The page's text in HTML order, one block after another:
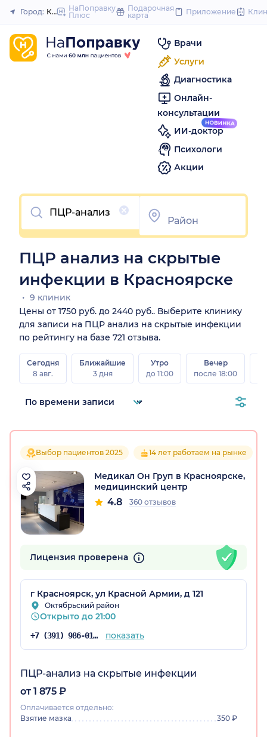
to
Закрыть
край)
Город: КрасноярскНаПоправку
Плюс
Подарочная
карта
Приложение
Врачи
Услуги
Диагностика
Онлайн-
консультации
ИИ-доктор
Психологи
Акции
Очистить
ПЦР анализ на скрытые
инфекции в Красноярске
9 клиник
Цены от 1750 руб. до 2440 руб.. Выберите клинику
для записи на ПЦР анализ на скрытые инфекции
по рейтингу на базе 721 отзыва.
Сегодня
8 авг.
Ближайшие
3 дня
Утро
до 11:00
Вечер
после 18:00
Выбор пациентов 2025 14 лет работаем на рынке
Медикал Он Груп в Красноярске,
медицинский центр
4.8 360 отзывов
Лицензия проверена
г Красноярск, ул Красной Армии, д 121
Октябрьский район
Открыто до 21:00
+7 (391) 986-01-54 показать
ПЦР-анализ на скрытые инфекции
от 1 875 ₽
Оплачивается отдельно:
Взятие мазка
350 ₽